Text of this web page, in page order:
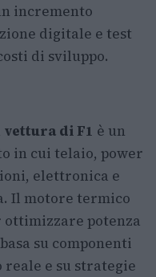
incremento
digitale e test
di sviluppo.
vettura di F1 è un
in cui telaio, power
elettronica e
Il motore termico
potenza
su componenti
reale e su strategie